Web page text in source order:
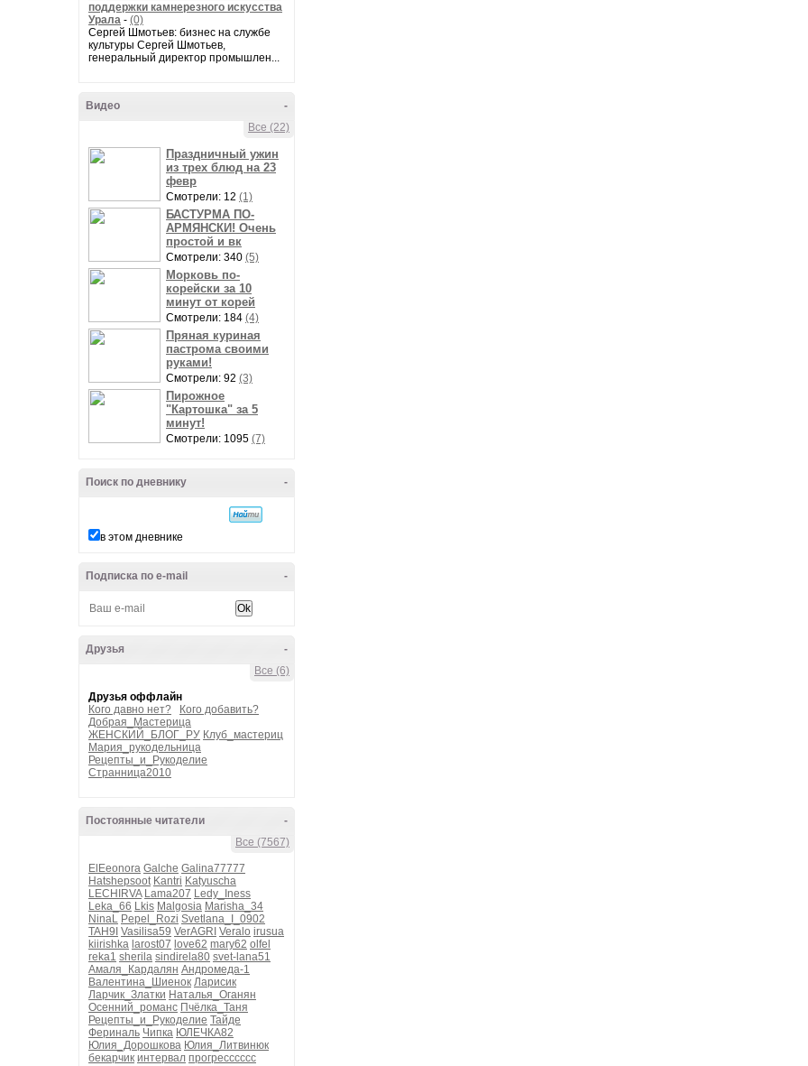
поддержки камнерезного искусства
Урала - (0)
Сергей Шмотьев: бизнес на службе
культуры Сергей Шмотьев,
генеральный директор промышлен...
-
Видео
Все (22)
Праздничный ужин
из трех блюд на 23
февр
Смотрели: 12 (1)
БАСТУРМА ПО-
АРМЯНСКИ! Очень
простой и вк
Смотрели: 340 (5)
Морковь по-
корейски за 10
минут от корей
Смотрели: 184 (4)
Пряная куриная
пастрома своими
руками!
Смотрели: 92 (3)
Пирожное
"Картошка" за 5
минут!
Смотрели: 1095 (7)
-
Поиск по дневнику
в этом дневнике
-
Подписка по e-mail
-
Друзья
Все (6)
Друзья оффлайн
Кого давно нет?
Кого добавить?
Добрая_Мастерица
ЖЕНСКИЙ_БЛОГ_РУ Клуб_мастериц
Мария_рукодельница
Рецепты_и_Рукоделие
Странница2010
-
Постоянные читатели
Все (7567)
ElEeonora Galche Galina77777
Hatshepsoot Kantri Katyuscha
LECHIRVA Lama207 Ledy_Iness
Leka_66 Lkis Malgosia Marisha_34
NinaL Pepel_Rozi Svetlana_I_0902
TAH9I Vasilisa59 VerAGRI Veralo irusua
kiirishka larost07 love62 mary62 olfel
reka1 sherila sindirela80 svet-lana51
Амаля_Кардалян Андромеда-1
Валентина_Шиенок Ларисик
Ларчик_Златки Наталья_Оганян
Осенний_романс Пчёлка_Таня
Рецепты_и_Рукоделие Тайде
Фериналь Чипка ЮЛЕЧКА82
Юлия_Дорошкова Юлия_Литвинюк
бекарчик интервал прогресссссс